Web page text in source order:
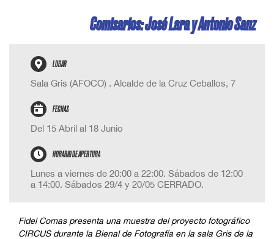
Comisarios:José Lara y Antonio Sanz
LUGAR
Sala Gris (AFOCO) . Alcalde de la Cruz Ceballos, 7
FECHAS
Del 15 Abril al 18 Junio
HORARIO DE APERTURA
Lunes a viernes de 20:00 a 22:00. Sábados de 12:00
a 14:00. Sábados 29/4 y 20/05 CERRADO.
Fidel Comas presenta una muestra del proyecto fotográfico
CIRCUS durante la Bienal de Fotografía en la sala Gris de la